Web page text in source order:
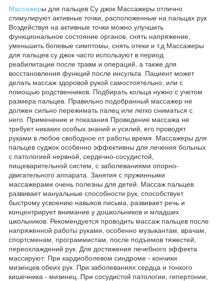
Массажеры для пальцев Су джок Массажеры отлично
стимулируют активные точки, расположенные на пальцах рук
Воздействуя на активные точки можно улучшить
функциональное состояние органов, снять напряжение,
уменьшить болевые симптомы, снять отеки и т.д Массажеры
для пальцев су джок часто используют в период
реабилитации после травм и операций, а также для
восстановления функций после инсульта. Пациент может
делать массаж здоровой рукой самостоятельно, или с
помощью родственников. Подбирать кольца нужно с учетом
размера пальцев. Правильно подобранный массажер не
должен сильно пережимать палец или легко сниматься с
него. Применение и показания Проведение массажа не
требует никаких особых знаний и усилий, его проводят
руками в любое свободное от работы время. Массажеры для
пальцев суджок особенно эффективны для лечения больных
с патологией нервной, сердечно-сосудистой,
пищеварительной систем, с заболеваниями опорно-
двигательного аппарата. Занятия с пружинными
массажерами очень полезны для детей. Массаж пальцев
развивает мануальные способности рук, способствует
быстрому усвоению навыков письма, развивает речь и
концентрирует внимание у дошкольников и младших
школьников. Рекомендуется проводить массаж пальцев после
напряженной работы руками, особенно музыкантам, врачам,
спортсменам, программистам, после подъемов тяжестей,
переохлаждений рук. Для достижения лечебного эффекта
массируют: При кардиоболевом синдроме - кончики
мизинцев обеих рук. При заболеваниях сердца и тонкого
кишечника - мизинец. При сосудистой патологии, гипертонии,